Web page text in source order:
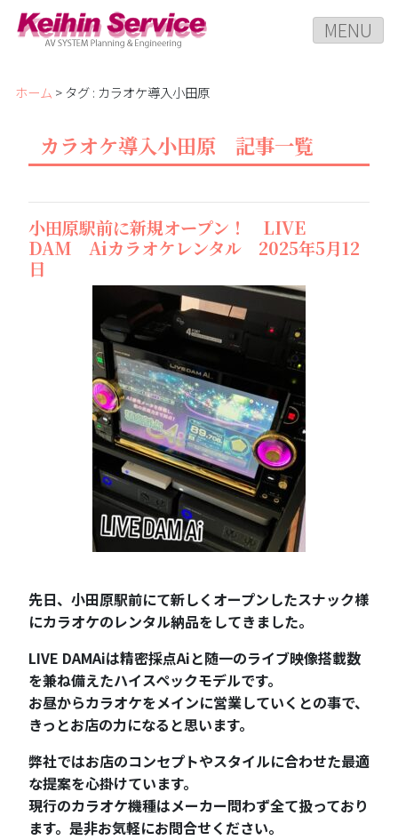
MENU
ホーム > タグ : カラオケ導入小田原
カラオケ導入小田原 記事一覧
小田原駅前に新規オープン！ LIVE
DAM Aiカラオケレンタル 2025年5月12
日
先日、小田原駅前にて新しくオープンしたスナック様
にカラオケのレンタル納品をしてきました。
LIVE DAMAiは精密採点Aiと随一のライブ映像搭載数
を兼ね備えたハイスペックモデルです。
お昼からカラオケをメインに営業していくとの事で、
きっとお店の力になると思います。
弊社ではお店のコンセプトやスタイルに合わせた最適
な提案を心掛けています。
現行のカラオケ機種はメーカー問わず全て扱っており
ます。是非お気軽にお問合せください。